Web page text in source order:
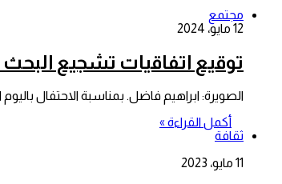
مجتمع
12 مايو، 2024
توقيع اتفاقيات تشجيع البحث
الصويرة: ابراهيم فاضل. بمناسبة الاحتفال
أكمل القراءة »
ثقافة
11 مايو، 2023